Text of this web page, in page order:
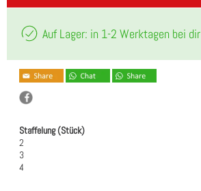
Auf Lager: in 1-2 Werktagen bei dir
Staffelung (Stück)
2
3
4